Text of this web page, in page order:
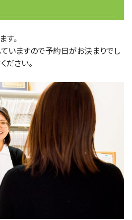
す。
いますので予約日がお決まりでし
ださい。